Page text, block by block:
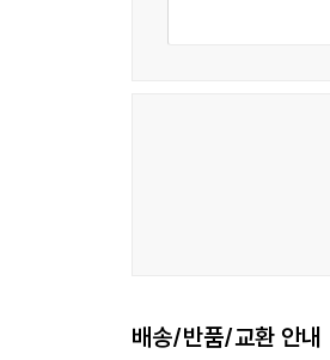
배송/반품/교환 안내